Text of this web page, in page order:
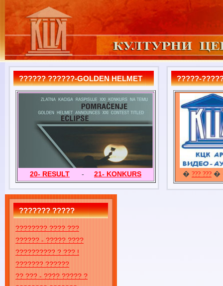
?????? ??????-GOLDEN HELMET
20- RESULT - 21- KONKURS
?????-
� ??? ??? �
??????? ?????
???????? ???? ???
?????? - ????? ????
?????????? ? ??? !
??????? ??????
?? ??? - ???? ????? ?